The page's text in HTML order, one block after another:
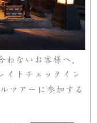
ないお客様へ、
イトチェックイン
ツアーに参加する